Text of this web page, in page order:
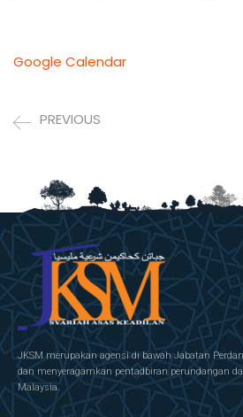
Google Calendar
PREVIOUS
JKSM merupakan agensi di bawah Jabatan
dan menyeragamkan pentadbiran perundangan
Malaysia.